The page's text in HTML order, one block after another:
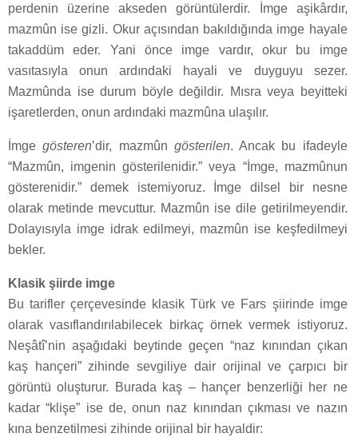
perdenin üzerine akseden görüntülerdir. İmge aşikârdır,
mazmûn ise gizli. Okur açısından bakıldığında imge hayale
takaddüm eder. Yani önce imge vardır, okur bu imge
vasıtasıyla onun ardındaki hayali ve duyguyu sezer.
Mazmûnda ise durum böyle değildir. Mısra veya beyitteki
işaretlerden, onun ardındaki mazmûna ulaşılır.
İmgegösteren’dir, mazmûn gösterilen. Ancak bu ifadeyle
“Mazmûn, imgenin gösterilenidir.” veya “İmge, mazmûnun
gösterenidir.” demek istemiyoruz. İmge dilsel bir nesne
olarak metinde mevcuttur. Mazmûn ise dile getirilmeyendir.
Dolayısıyla imge idrak edilmeyi, mazmûn ise keşfedilmeyi
bekler.
Klasik şiirde imge
Bu tarifler çerçevesinde klasik Türk ve Fars şiirinde imge
olarak vasıflandırılabilecek birkaç örnek vermek istiyoruz.
Neşâtî’nin aşağıdaki beytinde geçen “naz kınından çıkan
kaş hançeri” zihinde sevgiliye dair orijinal ve çarpıcı bir
görüntü oluşturur. Burada kaş – hançer benzerliği her ne
kadar “klişe” ise de, onun naz kınından çıkması ve nazın
kına benzetilmesi zihinde orijinal bir hayaldir: